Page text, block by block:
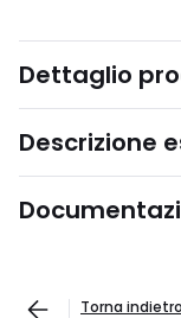
Dettaglio
Descrizione
Torna indietro